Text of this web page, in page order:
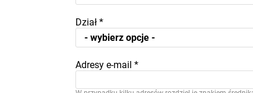
Dział *
Adresy e-mail *